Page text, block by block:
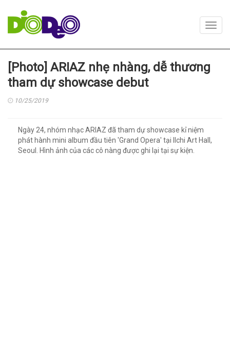
[Photo] ARIAZ nhẹ nhàng, dễ thương
tham dự showcase debut
10/25/2019
Ngày 24, nhóm nhạc ARIAZ đã tham dự showcase kỉ niệm
phát hành mini album đầu tiên 'Grand Opera' tại Ilchi Art Hall,
Seoul. Hình ảnh của các cô nàng được ghi lại tại sự kiện.